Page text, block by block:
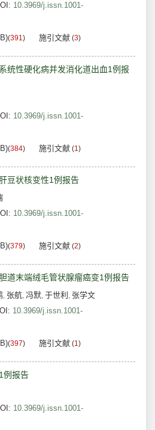
10.3969/j.issn.1001-
(391) 施引文献 (3)
统性硬化病并发消化道出血1例报
10.3969/j.issn.1001-
(384) 施引文献 (1)
豆状核变性1例报告
10.3969/j.issn.1001-
(379) 施引文献 (2)
道末端绒毛管状腺瘤癌变1例报告
, 张航, 冯默, 于世利 , 张学文
10.3969/j.issn.1001-
(397) 施引文献 (1)
例报告
10.3969/j.issn.1001-